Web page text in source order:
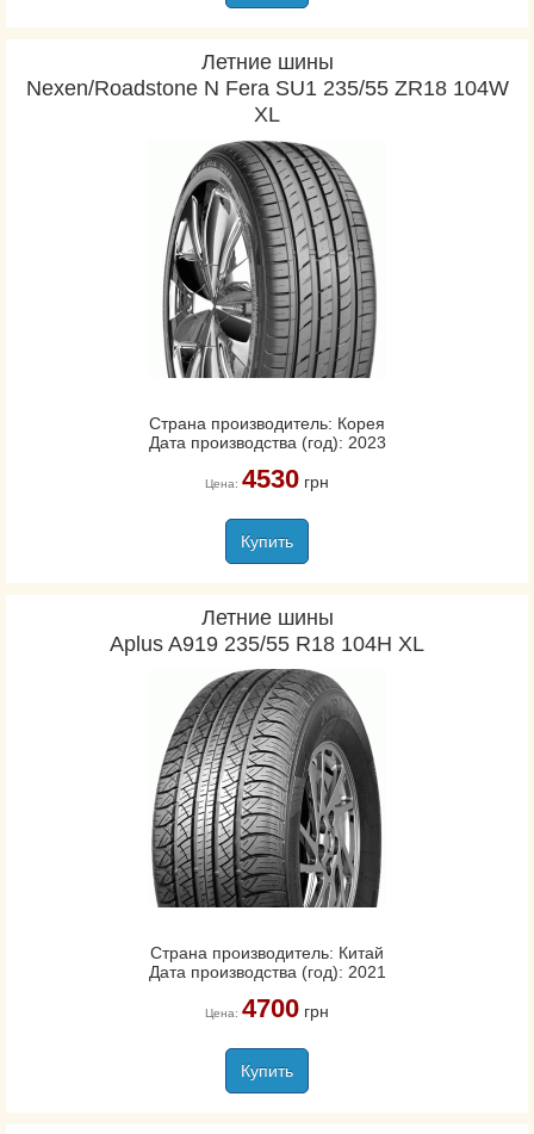
Летние шины
Nexen/Roadstone N Fera SU1 235/55 ZR18 104W
XL
Страна производитель: Корея
Дата производства (год): 2023
Цена: 4530грн
Купить
Летние шины
Aplus A919 235/55 R18 104H XL
Страна производитель: Китай
Дата производства (год): 2021
Цена: 4700грн
Купить